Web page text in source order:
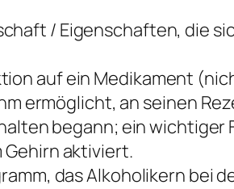
/ Eigenschaften, die
auf ein Medikament
ermöglicht, an seinen
begann; ein
Gehirn aktiviert.
das Alkoholikern bei